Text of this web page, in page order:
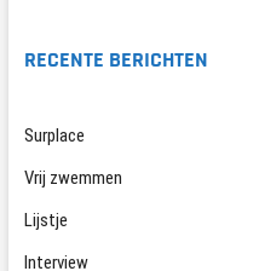
RECENTE BERICHTEN
Surplace
Vrij zwemmen
Lijstje
Interview